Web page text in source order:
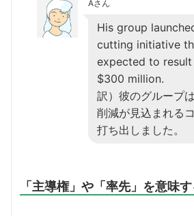
Aさん
His group
cutting initiative
expected to
$300 million.
訳）彼のグループ
削減が見込まれる
打ち出しました。
「主導権」や「率先」を意味